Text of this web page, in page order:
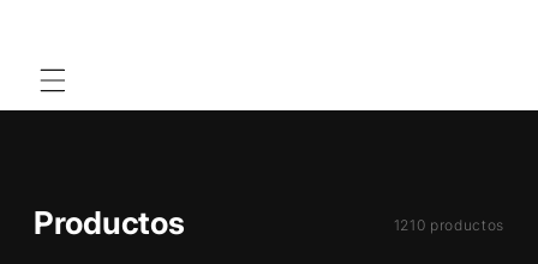
Productos 1210 productos